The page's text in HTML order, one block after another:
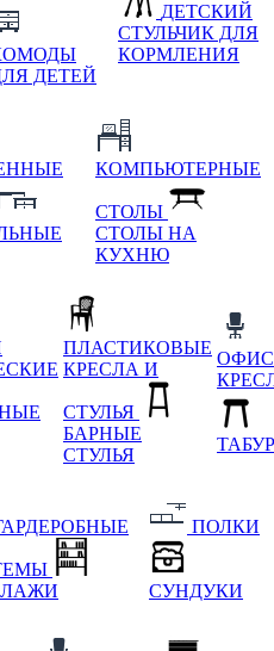
ДЕТЕЙ
ДЕТСКИЙ
СТУЛЬЧИК ДЛЯ
КОРМЛЕНИЯ
КОМПЬЮТЕРНЫЕ
СТОЛЫ
СТОЛЫ НА
КУХНЮ
ПЛАСТИКОВЫЕ
КРЕСЛА И
СТУЛЬЯ
БАРНЫЕ
СТУЛЬЯ
ПОЛКИ
СУНДУКИ